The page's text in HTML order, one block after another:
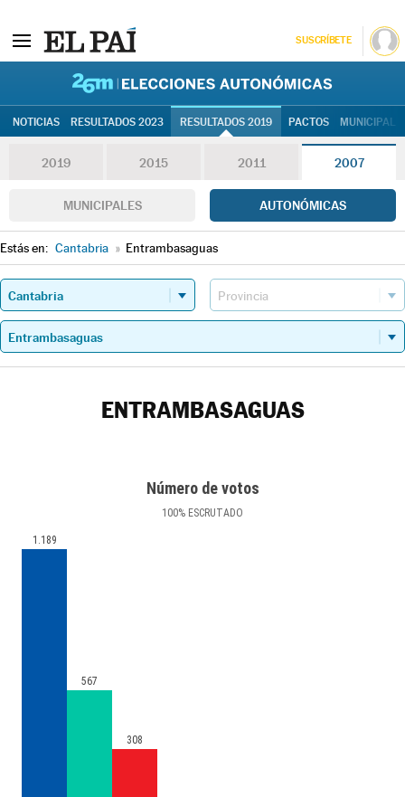
SUSCRÍBETE
NOTICIAS RESULTADOS 2023 RESULTADOS 2019 PACTOS
2019 2015 2011 2007
MUNICIPALES AUTONÓMICAS
Estás en: Cantabria » Entrambasaguas
ENTRAMBASAGUAS
Número de votos
100% ESCRUTADO
1.189
567
308